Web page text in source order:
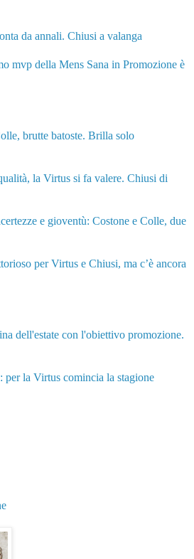
da annali. Chiusi a valanga
mvp della Mens Sana in Promozione è
brutte batoste. Brilla solo
la Virtus si fa valere. Chiusi di
e gioventù: Costone e Colle, due
per Virtus e Chiusi, ma c’è ancora
dell'estate con l'obiettivo promozione.
la Virtus comincia la stagione